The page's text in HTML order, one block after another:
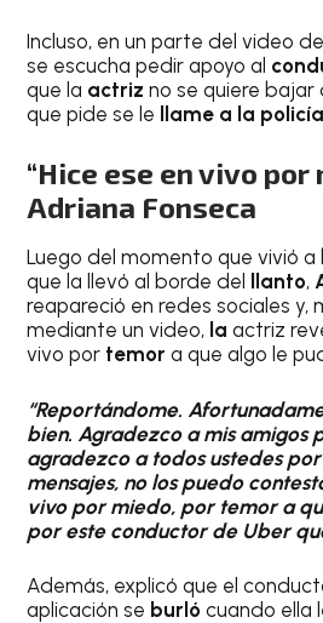
Incluso, en un parte del video de
se escucha pedir apoyo al
que la actrizno se quiere bajar
que pide se le llame a la
“Hice ese en vivo por
Adriana Fonseca
Luego del momento que vivió a
que la llevó al borde del
llanto,
reapareció en redes sociales y,
mediante un video, laactriz
vivo por temora que algo le
“Reportándome.
bien. Agradezco a mis amigos
agradezco a todos ustedes
mensajes, no los puedo
vivo por miedo, por temor a
por este conductor de Uber
Además, explicó que el
aplicación se burlócuando ella